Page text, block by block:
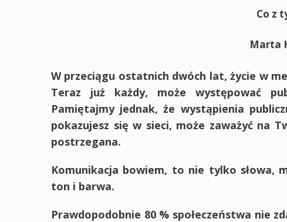
Co z
Marta
W przeciągu ostatnich dwóch lat, życie w
Teraz już każdy, może występować
Pamiętajmy jednak, że wystąpienia
pokazujesz się w sieci, może zaważyć na
postrzegana.
Komunikacja bowiem, to nie tylko słowa,
ton i barwa.
Prawdopodobnie 80 % społeczeństwa nie